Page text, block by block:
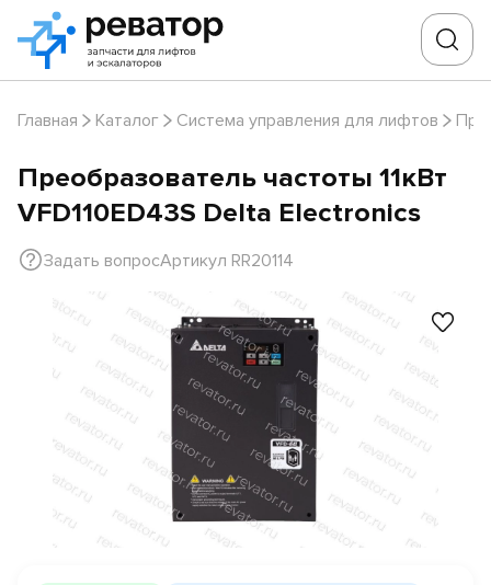
Главная Каталог Система управления для лифтов
Преобразователь частоты 11кВт
VFD110ED43S Delta Electronics
Задать вопросАртикул RR20114